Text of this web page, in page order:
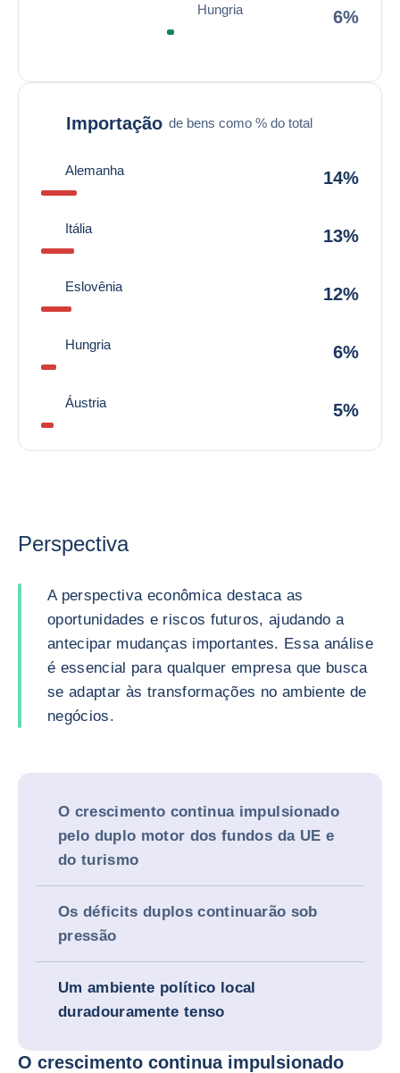
Hungria 6%
Importação de bens como % do total
Alemanha 14%
Itália 13%
Eslovênia 12%
Hungria 6%
Áustria 5%
Perspectiva
A perspectiva econômica destaca as
oportunidades e riscos futuros, ajudando a
antecipar mudanças importantes. Essa análise
é essencial para qualquer empresa que busca
se adaptar às transformações no ambiente de
negócios.
O crescimento continua impulsionado
pelo duplo motor dos fundos da UE e
do turismo
Os déficits duplos continuarão sob
pressão
Um ambiente político local
duradouramente tenso
O crescimento continua impulsionado